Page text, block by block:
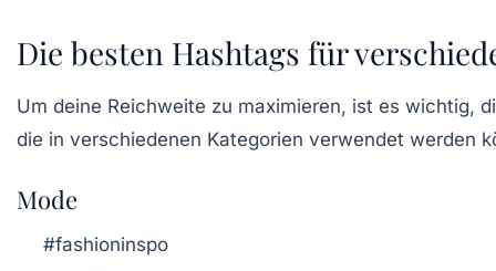
Die besten Hashtags für
Um deine Reichweite zu maximieren, ist es wichtig,
die in verschiedenen Kategorien verwendet werden
Mode
#fashioninspo